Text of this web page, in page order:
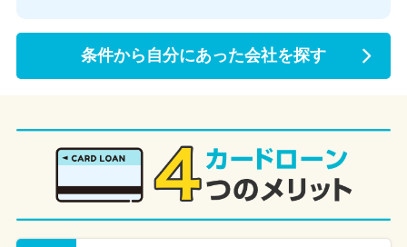
条件から自分にあった会社を探す